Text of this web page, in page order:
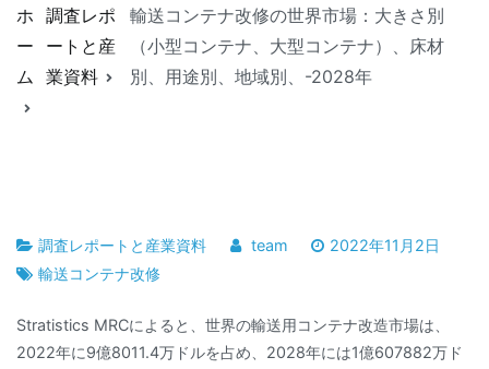
ホ
ー
ム
調査レポ
ートと産
業資料
輸送コンテナ改修の世界市場：大きさ別
（小型コンテナ、大型コンテナ）、床材
別、用途別、地域別、-2028年
調査レポートと産業資料 team
2022年11月2日
輸送コンテナ改修
Stratistics MRCによると、世界の輸送用コンテナ改造市場は、
2022年に9億8011.4万ドルを占め、2028年には1億607882万ド